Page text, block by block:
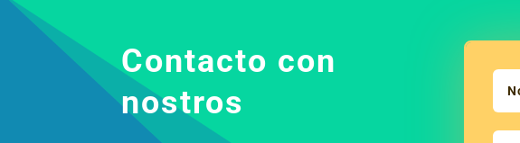
Contacto con
nostros